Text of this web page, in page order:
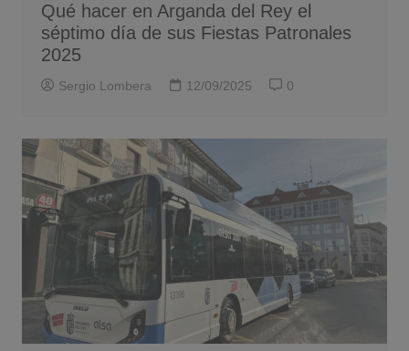
Qué hacer en Arganda del Rey el
séptimo día de sus Fiestas Patronales
2025
Sergio Lombera 12/09/2025 0